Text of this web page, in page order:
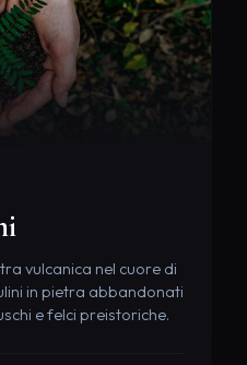
vulcanica nel cuore di
in pietra abbandonati
e felci preistoriche.